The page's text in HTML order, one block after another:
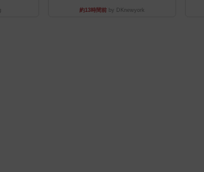
約13時間前 by DKnewyork